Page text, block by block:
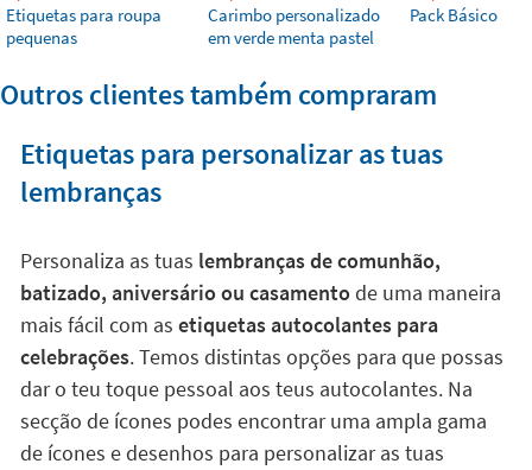
Etiquetas para roupa
pequenas
Carimbo personalizado
em verde menta pastel
Pack Básico
Outros clientes também compraram
Etiquetas para personalizar as tuas
lembranças
Personaliza as tuas lembranças de comunhão,
batizado, aniversário ou casamentode uma maneira
mais fácil com as etiquetas autocolantes para
celebrações. Temos distintas opções para que possas
dar o teu toque pessoal aos teus autocolantes. Na
secção de ícones podes encontrar uma ampla gama
de ícones e desenhos para personalizar as tuas